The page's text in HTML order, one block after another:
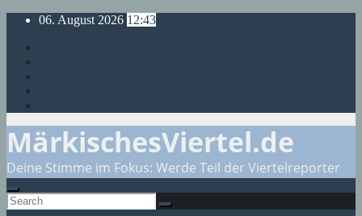
Skip
content
06. August 2026 12:43
MärkischesViertel.de
Deine Stimme im Fokus: Werde Teil der Viertelreporter